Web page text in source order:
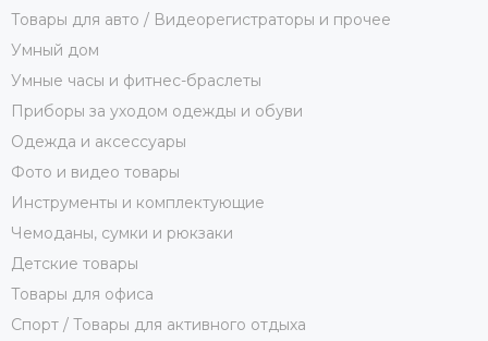
Товары для авто / Видеорегистраторы и прочее
Умный дом
Умные часы и фитнес-браслеты
Приборы за уходом одежды и обуви
Одежда и аксессуары
Фото и видео товары
Инструменты и комплектующие
Чемоданы, сумки и рюкзаки
Детские товары
Товары для офиса
Спорт / Товары для активного отдыха